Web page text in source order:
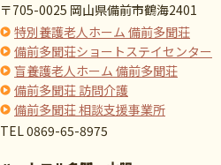
〒705-0025 岡山県備前市鶴海2401
特別養護老人ホーム 備前多聞荘
備前多聞荘ショートステイセンター
盲養護老人ホーム 備前多聞荘
備前多聞荘 訪問介護
備前多聞荘 相談支援事業所
TEL 0869-65-8975